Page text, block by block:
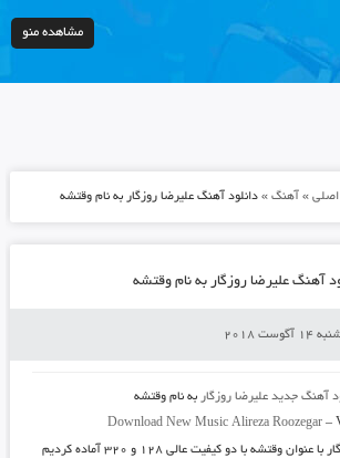
مشاهده منو
» آهنگ» دانلود آهنگ علیرضا روزگار به نام وقتشه
آهنگ علیرضا روزگار به نام وقتشه
آگوست 2018
آهنگ جدید علیرضا روزگار به نام وقتشه
Download New Music Alireza Roozegar–
با عنوان وقتشه با دو کیفیت عالی ۱۲۸ و ۳۲۰ آماده کردیم